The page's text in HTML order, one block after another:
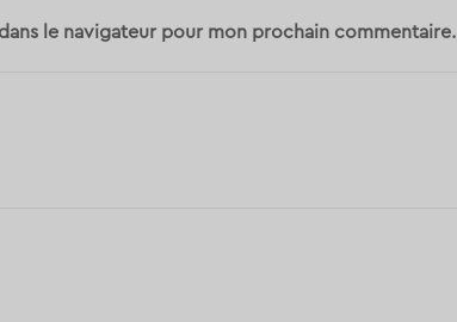
le navigateur pour mon prochain commentaire.